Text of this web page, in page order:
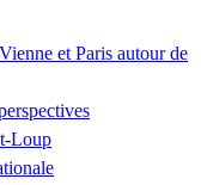
et Paris autour de
Loup